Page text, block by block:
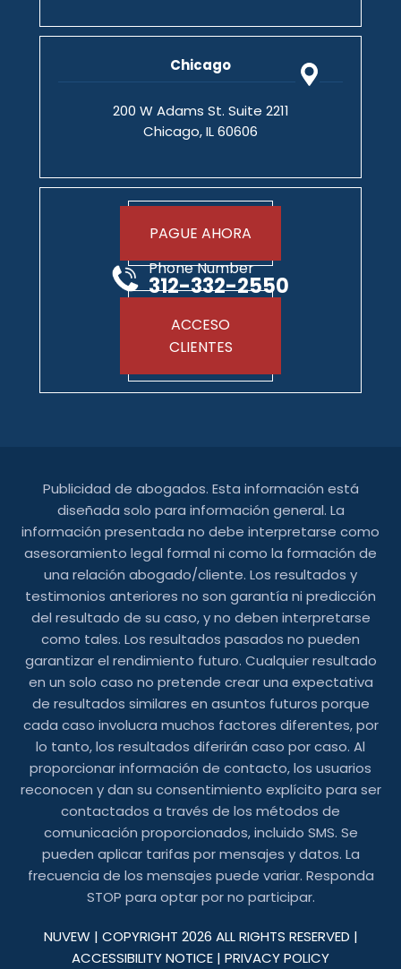
Chicago
200 W Adams St. Suite 2211
Chicago, IL 60606
PAGUE AHORA
Phone Number
312-332-2550
ACCESO
CLIENTES
Publicidad de abogados. Esta información está
diseñada solo para información general. La
información presentada no debe interpretarse como
asesoramiento legal formal ni como la formación de
una relación abogado/cliente. Los resultados y
testimonios anteriores no son garantía ni predicción
del resultado de su caso, y no deben interpretarse
como tales. Los resultados pasados ​​no pueden
garantizar el rendimiento futuro. Cualquier resultado
en un solo caso no pretende crear una expectativa
de resultados similares en asuntos futuros porque
cada caso involucra muchos factores diferentes, por
lo tanto, los resultados diferirán caso por caso. Al
proporcionar información de contacto, los usuarios
reconocen y dan su consentimiento explícito para ser
contactados a través de los métodos de
comunicación proporcionados, incluido SMS. Se
pueden aplicar tarifas por mensajes y datos. La
frecuencia de los mensajes puede variar. Responda
STOP para optar por no participar.
NUVEW| COPYRIGHT 2026 ALL RIGHTS RESERVED |
ACCESSIBILITY NOTICE | PRIVACY POLICY